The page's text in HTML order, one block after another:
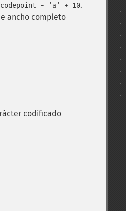
codepoint - 'a' + 10.
ancho completo
codificado